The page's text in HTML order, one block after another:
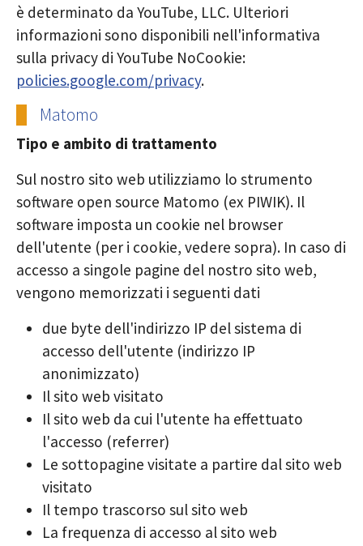
è determinato da YouTube, LLC. Ulteriori
informazioni sono disponibili nell'informativa
sulla privacy di YouTube NoCookie:
policies.google.com/privacy.
Matomo
Tipo e ambito di trattamento
Sul nostro sito web utilizziamo lo strumento
software open source Matomo (ex PIWIK). Il
software imposta un cookie nel browser
dell'utente (per i cookie, vedere sopra). In caso di
accesso a singole pagine del nostro sito web,
vengono memorizzati i seguenti dati
due byte dell'indirizzo IP del sistema di
accesso dell'utente (indirizzo IP
anonimizzato)
Il sito web visitato
Il sito web da cui l'utente ha effettuato
l'accesso (referrer)
Le sottopagine visitate a partire dal sito web
visitato
Il tempo trascorso sul sito web
La frequenza di accesso al sito web